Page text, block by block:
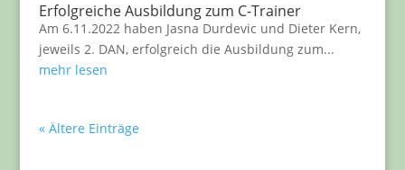
Erfolgreiche Ausbildung zum C-Trainer
Am 6.11.2022 haben Jasna Durdevic und Dieter Kern,
jeweils 2. DAN, erfolgreich die Ausbildung zum...
mehr lesen
« Ältere Einträge